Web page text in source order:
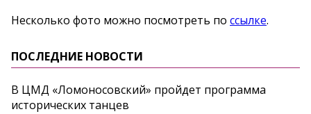
Несколько фото можно посмотреть по ссылке.
ПОСЛЕДНИЕ НОВОСТИ
В ЦМД «Ломоносовский» пройдет программа
исторических танцев